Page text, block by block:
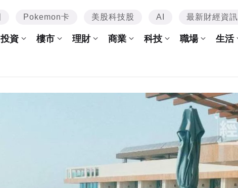
Pokemon卡 美股科技股 AI 最新財經資訊
投資 樓市 理財 商業 科技 職場 生活